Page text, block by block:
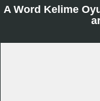
A Word Kelime